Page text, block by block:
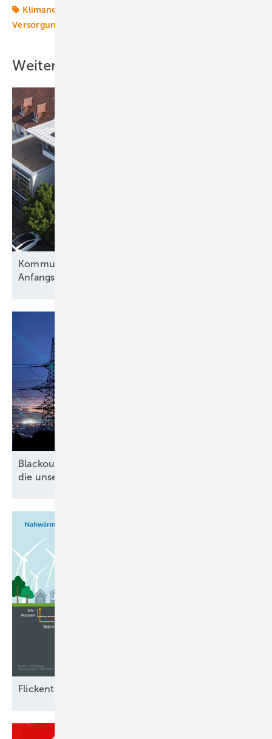
Klimaneutralität
Versorgungssicherheit
Weitere Inhalte
K ommunale Sonnenwende ohne
Anfangsinvestition
Blackout-Gefahr in Deutschland: 10 Maßnahmen,
die unser Stromnetz endlich krisenfest
Flickenteppich der